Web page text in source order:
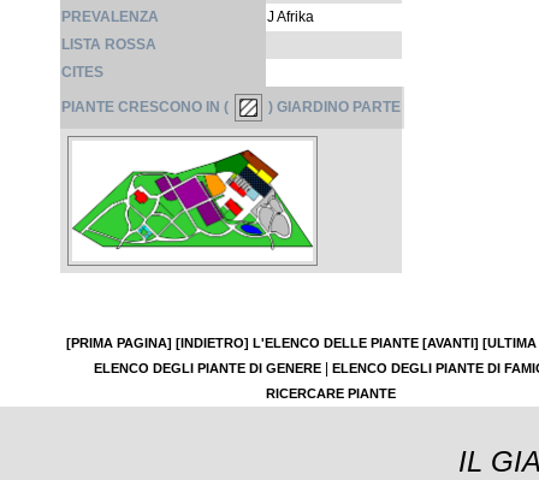
PREVALENZA
J Afrika
LISTA ROSSA
CITES
PIANTE CRESCONO IN ( ) GIARDINO PARTE
[PRIMA PAGINA] [INDIETRO] L'ELENCO DELLE PIANTE [AVANTI]
ELENCO DEGLI PIANTE DI GENERE
ELENCO DEGLI PIANTE DI
RICERCARE PIANTE
IL